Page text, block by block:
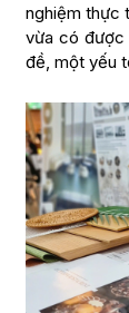
nghiệm thực
vừa có được
đề, một yếu